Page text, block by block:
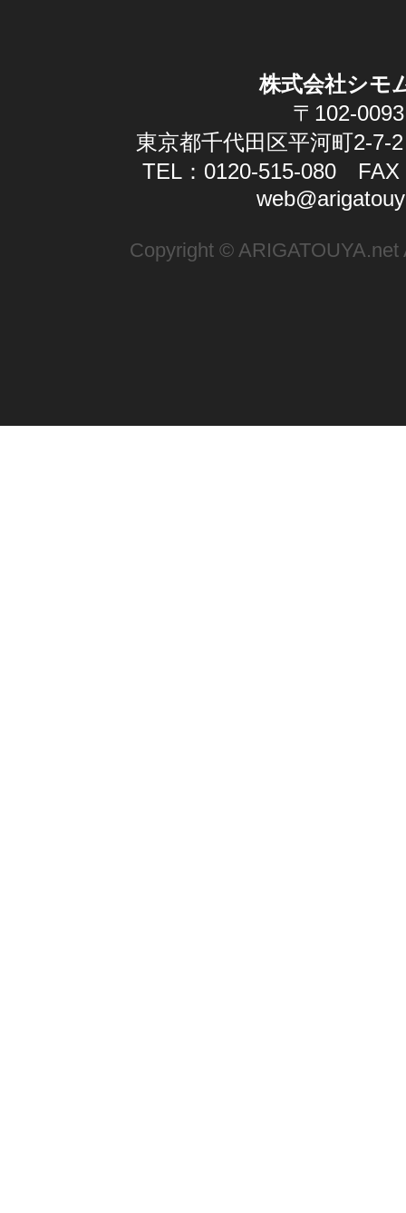
株式会社シモ
〒102-0093
東京都千代田区平河町2-7-
TEL：0120-515-080 FAX
Copyright ©